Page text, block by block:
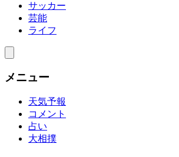
サッカー
芸能
ライフ
メニュー
天気予報
コメント
占い
大相撲